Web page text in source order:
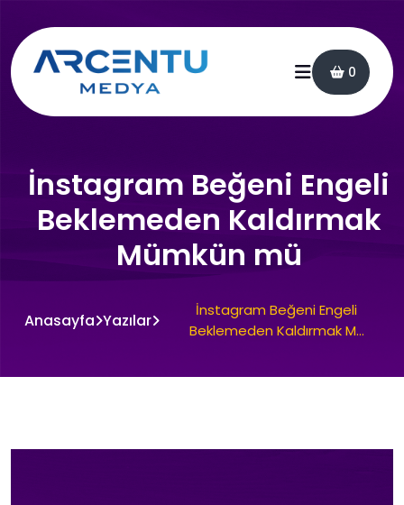
0
İnstagram Beğeni Engeli
Beklemeden Kaldırmak
Mümkün mü
Anasayfa Yazılar
İnstagram Beğeni Engeli
Beklemeden Kaldırmak M...